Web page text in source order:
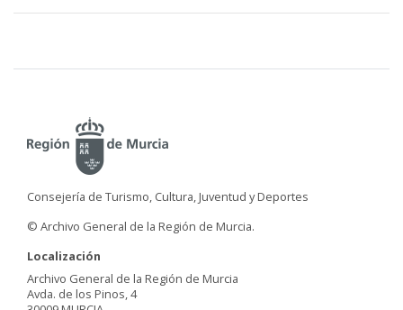
Consejería de Turismo, Cultura, Juventud y Deportes
© Archivo General de la Región de Murcia.
Localización
Archivo General de la Región de Murcia
Avda. de los Pinos, 4